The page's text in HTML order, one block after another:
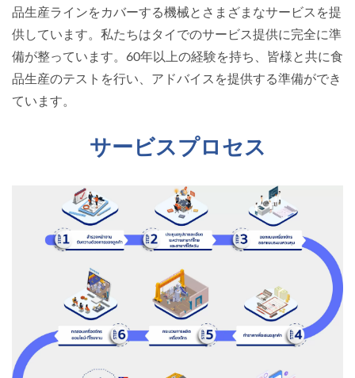
品生産ラインをカバーする機械とさまざまなサービスを提
供しています。私たちはタイでのサービス提供に完全に準
備が整っています。60年以上の経験を持ち、皆様と共に食
品生産のテストを行い、アドバイスを提供する準備ができ
ています。
サービスプロセス